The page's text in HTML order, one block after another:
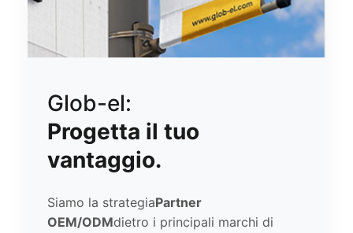
Glob-el:
Progetta il tuo
vantaggio.
Siamo la strategiaPartner
OEM/ODMdietro i principali marchi di